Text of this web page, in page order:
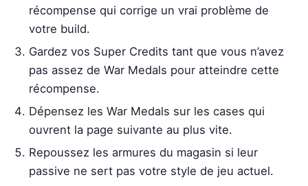
récompense qui corrige un vrai problème de
votre build.
Gardez vos Super Credits tant que vous n’avez
pas assez de War Medals pour atteindre cette
récompense.
Dépensez les War Medals sur les cases qui
ouvrent la page suivante au plus vite.
Repoussez les armures du magasin si leur
passive ne sert pas votre style de jeu actuel.